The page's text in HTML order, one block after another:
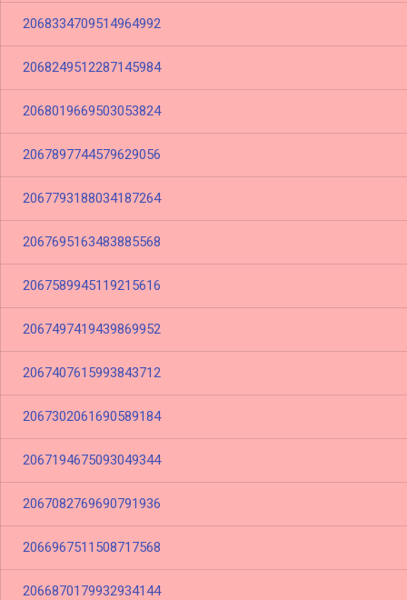
2068334709514964992
2068249512287145984
2068019669503053824
2067897744579629056
2067793188034187264
2067695163483885568
2067589945119215616
2067497419439869952
2067407615993843712
2067302061690589184
2067194675093049344
2067082769690791936
2066967511508717568
2066870179932934144